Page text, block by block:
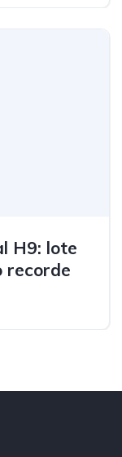
H9: lote
recorde